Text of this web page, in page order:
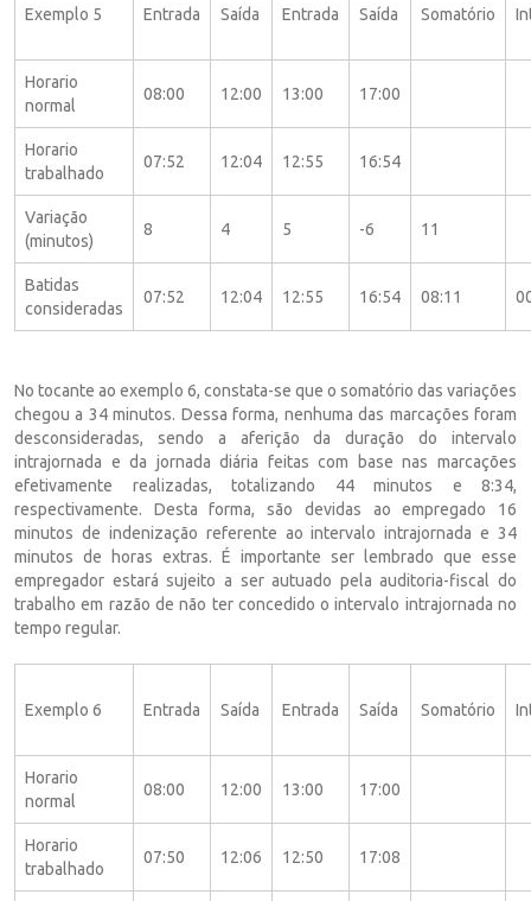
Exemplo 5 Entrada Saída Entrada Saída Somatório
Horario
normal
08:00 12:00 13:00 17:00
Horario
trabalhado
07:52 12:04 12:55 16:54
Variação
(minutos)
8 4 5 -6 11
Batidas
consideradas
07:52 12:04 12:55 16:54 08:11
No tocante ao exemplo 6, constata-se que o somatório das variações
chegou a 34 minutos. Dessa forma, nenhuma das marcações foram
desconsideradas, sendo a aferição da duração do intervalo
intrajornada e da jornada diária feitas com base nas marcações
efetivamente realizadas, totalizando 44 minutos e 8:34,
respectivamente. Desta forma, são devidas ao empregado 16
minutos de indenização referente ao intervalo intrajornada e 34
minutos de horas extras. É importante ser lembrado que esse
empregador estará sujeito a ser autuado pela auditoria-fiscal do
trabalho em razão de não ter concedido o intervalo intrajornada no
tempo regular.
Exemplo 6 Entrada Saída Entrada Saída Somatório
Horario
normal
08:00 12:00 13:00 17:00
Horario
trabalhado
07:50 12:06 12:50 17:08